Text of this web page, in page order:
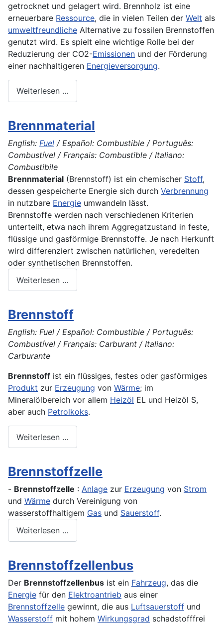
getrocknet und gelagert wird. Brennholz ist eine
erneuerbare Ressource, die in vielen Teilen der Welt als
umweltfreundliche Alternative zu fossilen Brennstoffen
genutzt wird. Es spielt eine wichtige Rolle bei der
Reduzierung der CO2-Emissionen und der Förderung
einer nachhaltigeren Energieversorgung.
Weiterlesen …
Brennmaterial
English: Fuel / Español: Combustible / Português:
Combustível / Français: Combustible / Italiano:
Combustibile
Brennmaterial (Brennstoff) ist ein chemischer Stoff,
dessen gespeicherte Energie sich durch Verbrennung
in nutzbare Energie umwandeln lässt.
Brennstoffe werden nach verschiedenen Kriterien
unterteilt, etwa nach ihrem Aggregatzustand in feste,
flüssige und gasförmige Brennstoffe. Je nach Herkunft
wird differenziert zwischen natürlichen, veredelten
oder synthetischen Brennstoffen.
Weiterlesen …
Brennstoff
English: Fuel / Español: Combustible / Português:
Combustível / Français: Carburant / Italiano:
Carburante
Brennstoff ist ein flüssiges, festes oder gasförmiges
Produkt zur Erzeugung von Wärme; im
Mineralölbereich vor allem Heizöl EL und Heizöl S,
aber auch Petrolkoks.
Weiterlesen …
Brennstoffzelle
- Brennstoffzelle : Anlage zur Erzeugung von Strom
und Wärme durch Vereinigung von
wasserstoffhaltigem Gas und Sauerstoff.
Weiterlesen …
Brennstoffzellenbus
Der Brennstoffzellenbus ist ein Fahrzeug, das die
Energie für den Elektroantrieb aus einer
Brennstoffzelle gewinnt, die aus Luftsauerstoff und
Wasserstoff mit hohem Wirkungsgrad schadstofffrei